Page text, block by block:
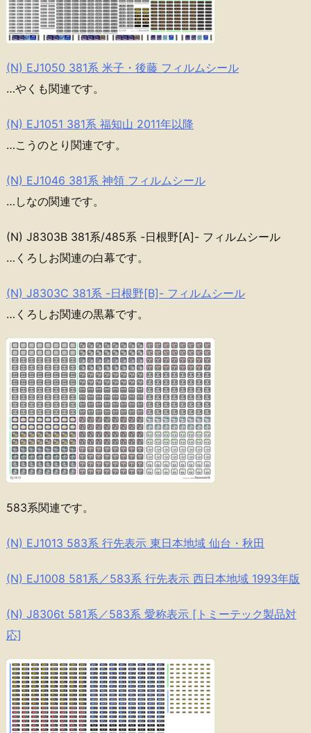
(N) EJ1050 381系 米子・後藤 フィルムシール
…やくも関連です。
(N) EJ1051 381系 福知山 2011年以降
…こうのとり関連です。
(N) EJ1046 381系 神領 フィルムシール
…しなの関連です。
(N) J8303B 381系/485系 -日根野[A]- フィルムシール
…くろしお関連の白幕です。
(N) J8303C 381系 -日根野[B]- フィルムシール
…くろしお関連の黒幕です。
583系関連です。
(N) EJ1013 583系 行先表示 東日本地域 仙台・秋田
(N) EJ1008 581系／583系 行先表示 西日本地域 1993年版
(N) J8306t 581系／583系 愛称表示 [トミーテック製品対
応]